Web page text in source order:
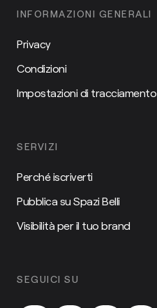
INFORMAZIONI GENERALI
Privacy
Condizioni
Impostazioni di tracciamento
SERVIZI
Perché iscriverti
Pubblica su Spazi Belli
Visibilità per il tuo brand
SEGUICI SU